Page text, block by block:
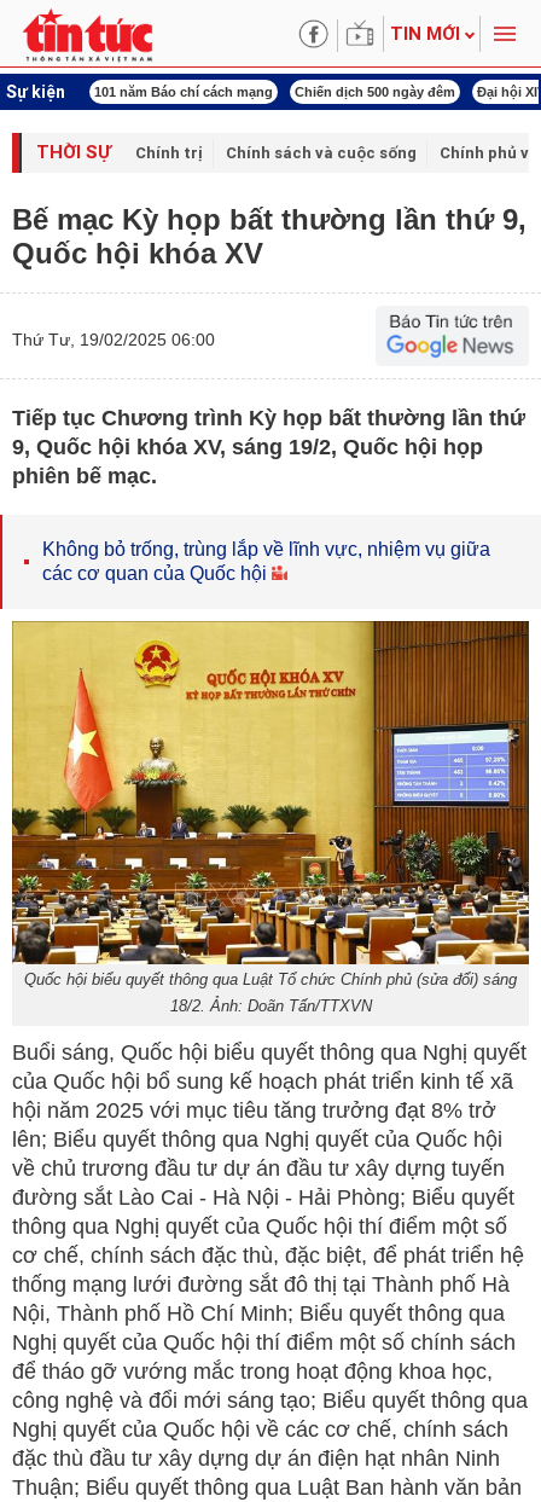
TIN MỚI
Sự kiện
tên Bác 101 năm Báo chí cách mạng Chiến dịch 500 ngày đêm Đại hội
THỜI SỰ Chính trị Chính sách và cuộc sống Chính phủ
Bế mạc Kỳ họp bất thường lần thứ 9,
Quốc hội khóa XV
Thứ Tư, 19/02/2025 06:00
Tiếp tục Chương trình Kỳ họp bất thường lần thứ
9, Quốc hội khóa XV, sáng 19/2, Quốc hội họp
phiên bế mạc.
Không bỏ trống, trùng lắp về lĩnh vực, nhiệm vụ giữa
các cơ quan của Quốc hội
Quốc hội biểu quyết thông qua Luật Tổ chức Chính phủ (sửa đổi) sáng
18/2. Ảnh: Doãn Tấn/TTXVN
Buổi sáng, Quốc hội biểu quyết thông qua Nghị quyết
của Quốc hội bổ sung kế hoạch phát triển kinh tế xã
hội năm 2025 với mục tiêu tăng trưởng đạt 8% trở
lên; Biểu quyết thông qua Nghị quyết của Quốc hội
về chủ trương đầu tư dự án đầu tư xây dựng tuyến
đường sắt Lào Cai - Hà Nội - Hải Phòng; Biểu quyết
thông qua Nghị quyết của Quốc hội thí điểm một số
cơ chế, chính sách đặc thù, đặc biệt, để phát triển hệ
thống mạng lưới đường sắt đô thị tại Thành phố Hà
Nội, Thành phố Hồ Chí Minh; Biểu quyết thông qua
Nghị quyết của Quốc hội thí điểm một số chính sách
để tháo gỡ vướng mắc trong hoạt động khoa học,
công nghệ và đổi mới sáng tạo; Biểu quyết thông qua
Nghị quyết của Quốc hội về các cơ chế, chính sách
đặc thù đầu tư xây dựng dự án điện hạt nhân Ninh
Thuận; Biểu quyết thông qua Luật Ban hành văn bản